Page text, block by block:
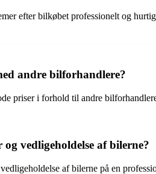
efter bilkøbet professionelt og
andre bilforhandlere?
priser i forhold til andre
vedligeholdelse af bilerne?
af bilerne på en